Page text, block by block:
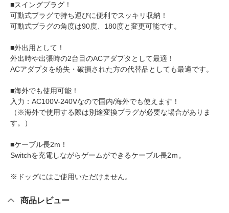
■スイングプラグ！
可動式プラグで持ち運びに便利でスッキリ収納！
可動式プラグの角度は90度、180度と変更可能です。
■外出用として！
外出時や出張時の2台目のACアダプタとして最適！
ACアダプタを紛失・破損された方の代替品としても最適です。
■海外でも使用可能！
入力：AC100V-240Vなので国内/海外でも使えます！
（※海外で使用する際は別途変換プラグが必要な場合がありま
す。）
■ケーブル長2m！
Switchを充電しながらゲームができるケーブル長2ｍ。
※ドッグにはご使用いただけません。
商品レビュー